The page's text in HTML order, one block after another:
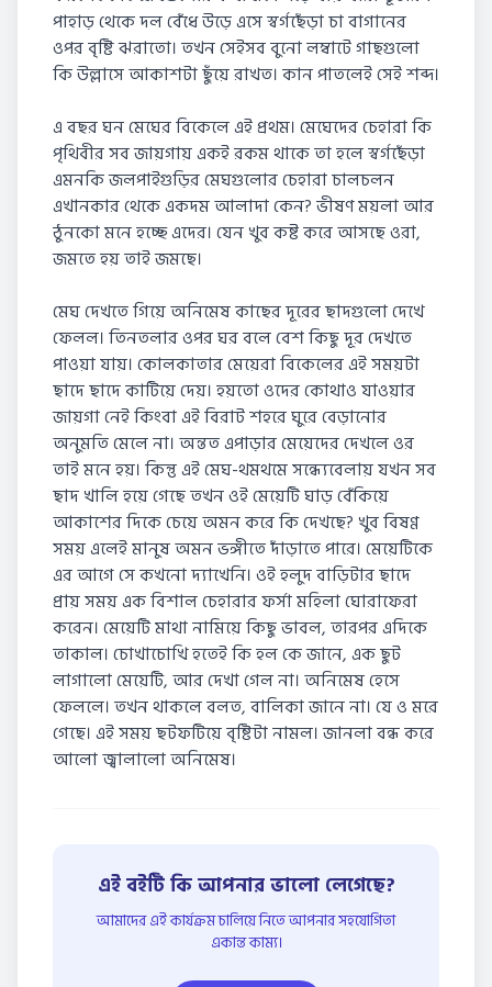
পাহাড় থেকে দল বেঁধে উড়ে এসে স্বৰ্গছেঁড়া চা বাগানের
ওপর বৃষ্টি ঝরাতো। তখন সেইসব বুনো লম্বাটে গাছগুলো
কি উল্লাসে আকাশটা ছুঁয়ে রাখত। কান পাতলেই সেই শব্দ।
এ বছর ঘন মেঘের বিকেলে এই প্রথম। মেঘেদের চেহারা কি
পৃথিবীর সব জায়গায় একই রকম থাকে তা হলে স্বৰ্গছেঁড়া
এমনকি জলপাইগুড়ির মেঘগুলোর চেহারা চালচলন
এখানকার থেকে একদম আলাদা কেন? ভীষণ ময়লা আর
ঠুনকো মনে হচ্ছে এদের। যেন খুব কষ্ট করে আসছে ওরা,
জমতে হয় তাই জমছে।
মেঘ দেখতে গিয়ে অনিমেষ কাছের দূরের ছাদগুলো দেখে
ফেলল। তিনতলার ওপর ঘর বলে বেশ কিছু দূর দেখতে
পাওয়া যায়। কোলকাতার মেয়েরা বিকেলের এই সময়টা
ছাদে ছাদে কাটিয়ে দেয়। হয়তো ওদের কোথাও যাওয়ার
জায়গা নেই কিংবা এই বিরাট শহরে ঘুরে বেড়ানোর
অনুমতি মেলে না। অন্তত এপাড়ার মেয়েদের দেখলে ওর
তাই মনে হয়। কিন্তু এই মেঘ-থমথমে সন্ধ্যেবেলায় যখন সব
ছাদ খালি হয়ে গেছে তখন ওই মেয়েটি ঘাড় বেঁকিয়ে
আকাশের দিকে চেয়ে অমন করে কি দেখছে? খুব বিষণ্ণ
সময় এলেই মানুষ অমন ভঙ্গীতে দাঁড়াতে পারে। মেয়েটিকে
এর আগে সে কখনো দ্যাখেনি। ওই হলুদ বাড়িটার ছাদে
প্রায় সময় এক বিশাল চেহারার ফর্সা মহিলা ঘোরাফেরা
করেন। মেয়েটি মাথা নামিয়ে কিছু ভাবল, তারপর এদিকে
তাকাল। চোখাচোখি হতেই কি হল কে জানে, এক ছুট
লাগালো মেয়েটি, আর দেখা গেল না। অনিমেষ হেসে
ফেললে। তখন থাকলে বলত, বালিকা জানে না। যে ও মরে
গেছে। এই সময় ছটফটিয়ে বৃষ্টিটা নামল। জানলা বন্ধ করে
আলো জ্বালালো অনিমেষ।
এই বইটি কি আপনার ভালো লেগেছে?
আমাদের এই কার্যক্রম চালিয়ে নিতে আপনার সহযোগিতা
একান্ত কাম্য।